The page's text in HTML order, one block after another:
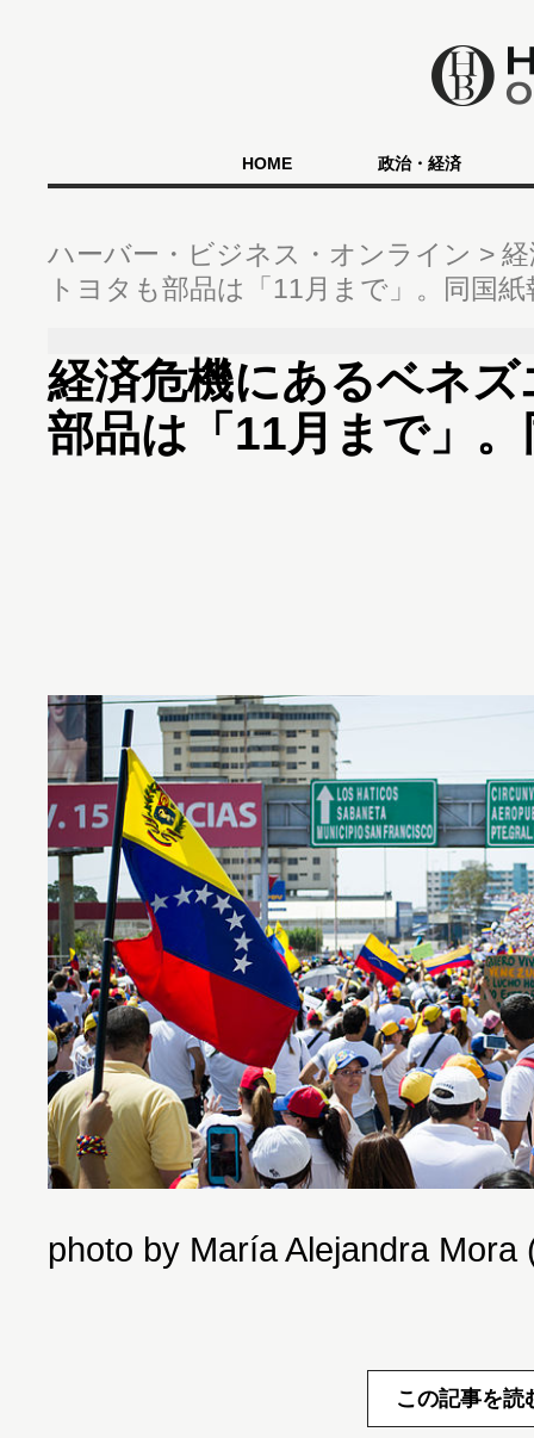
HOME 政治・経済
ハーバー・ビジネス・オンライン
トヨタも部品は「11月まで」。同国
経済危機にあるベネ
部品は「11月まで」
photo by María Alejandra Mora
この記事を読